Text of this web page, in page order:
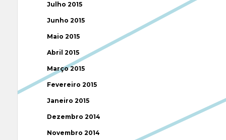
Julho 2015
Junho 2015
Maio 2015
Abril 2015
Março 2015
Fevereiro 2015
Janeiro 2015
Dezembro 2014
Novembro 2014